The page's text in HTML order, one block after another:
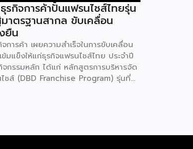
กิจการค้าปั้นแฟรนไชส์ไทยรุ่น
าตรฐานสากล ขับเคลื่อน
ยืน
ารค้า เผยความสำเร็จในการขับเคลื่อน
ข้มแข็งให้แก่ธุรกิจแฟรนไชส์ไทย ประจำปี
กรรมหลัก ได้แก่ หลักสูตรการบริหารจัด
ชส์ (DBD Franchise Program) รุ่นที่
อถือในตลาดโลก นายพูนพงษ์ นัยนาภา